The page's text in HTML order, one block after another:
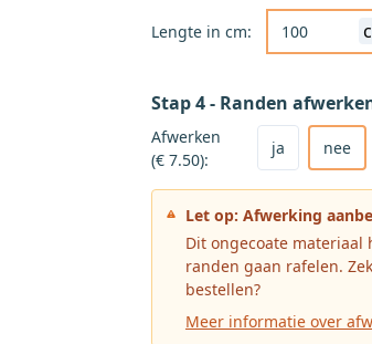
Lengte in cm:
Stap 4 - Randen
Afwerken
(€ 7.50):
ja
Kies ja om het
nee
Kies nee voor
Let op: Afwerking
Dit ongecoate
randen gaan rafelen. Zeker weten dat je het product zonder afwerking wilt
bestellen?
Meer informatie over